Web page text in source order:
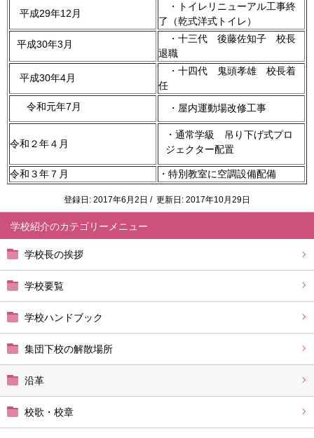
学校紹介
学校長の挨拶
学校要覧
学校ハンドブック
集団下校の解散場所
沿革
校歌・校章
平成29年12月
・トイレリニューアル工事終
了（乾式洋式トイレ）
平成30年3月
・十三代 後藤佐知子 校長
退職
平成30年4月
・十四代 鬼頭孝雄 校長着
任
令和元年7月
・屋内運動場改修工事
令和２年４月
・通常学級 吊り下げ式プロ
ジェクター配置
令和３年７月 ・特別教室に空調設備配備
登録日: 2017年6月2日 / 更新日: 2017年10月29日